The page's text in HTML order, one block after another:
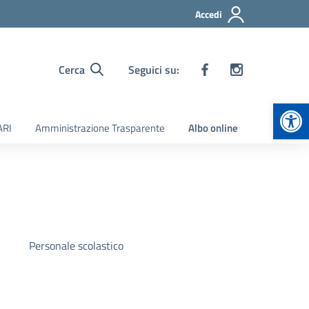
Accedi
Cerca Seguici su:
Amministrazione Trasparente Albo online
Personale scolastico